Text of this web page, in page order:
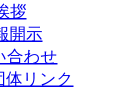
拶
開示
合わせ
体リンク